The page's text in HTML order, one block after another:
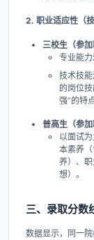
2. 职业适应性（
三校生（参加
专业能
技术技
的岗位
强”的特点
普高生（参加
以面试
本素养
养）、
想）。
三、录取分数
数据显示，同一